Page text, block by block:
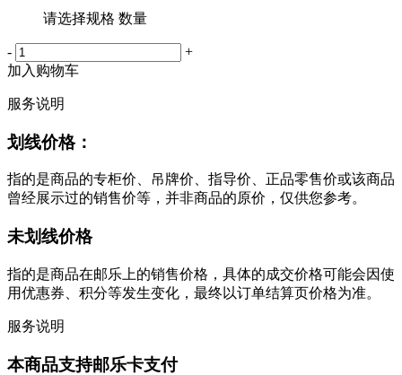
请选择规格 数量
-
+
加入购物车
服务说明
划线价格：
指的是商品的专柜价、吊牌价、指导价、正品零售价或该商品
曾经展示过的销售价等，并非商品的原价，仅供您参考。
未划线价格
指的是商品在邮乐上的销售价格，具体的成交价格可能会因使
用优惠券、积分等发生变化，最终以订单结算页价格为准。
服务说明
本商品支持邮乐卡支付